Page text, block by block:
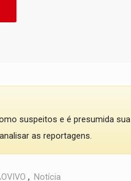
suspeitos e é presumida sua
as reportagens.
, Notícia